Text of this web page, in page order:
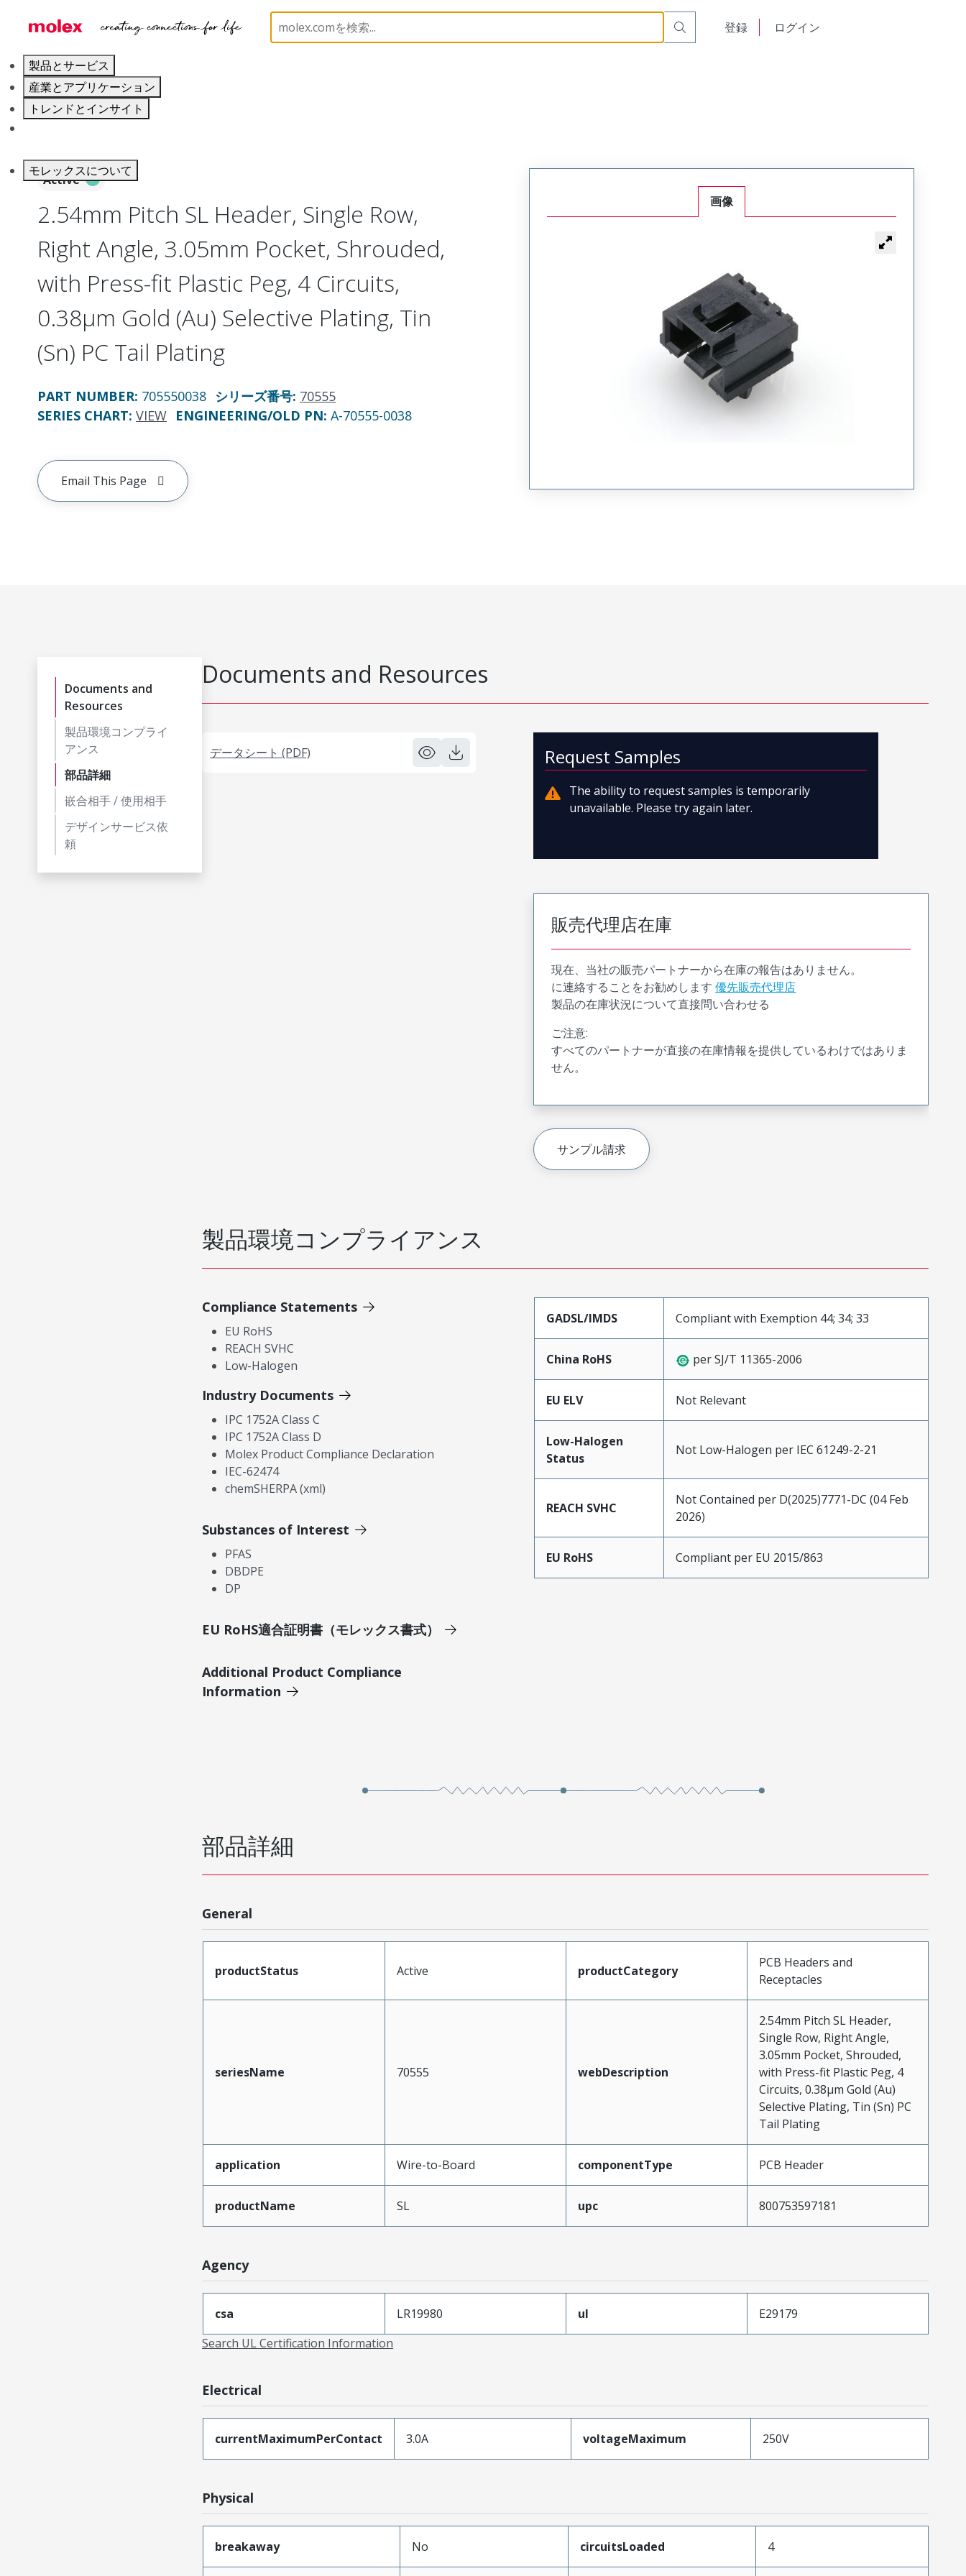
登録 ログイン
製品とサービス
産業とアプリケーション
トレンドとインサイト
モレックスについて
PCB / Wire Connectors PCB Headers and Receptacles 70555 705550038
Active
2.54mm Pitch SL Header, Single Row,
Right Angle, 3.05mm Pocket, Shrouded,
with Press-fit Plastic Peg, 4 Circuits,
0.38µm Gold (Au) Selective Plating, Tin
(Sn) PC Tail Plating
PART NUMBER: 705550038 シリーズ番号: 70555
SERIES CHART: VIEW ENGINEERING/OLD PN: A-70555-0038
Email This Page
画像
Documents and
Resources
製品環境コンプライ
アンス
部品詳細
嵌合相手 / 使用相手
デザインサービス依
頼
Documents and Resources
データシート (PDF) Request Samples
The ability to request samples is temporarily
unavailable. Please try again later.
販売代理店在庫
現在、当社の販売パートナーから在庫の報告はありません。
に連絡することをお勧めします 優先販売代理店
製品の在庫状況について直接問い合わせる
ご注意:
すべてのパートナーが直接の在庫情報を提供しているわけではありま
せん。
サンプル請求
製品環境コンプライアンス
Compliance Statements
EU RoHS
REACH SVHC
Low-Halogen
Industry Documents
IPC 1752A Class C
IPC 1752A Class D
Molex Product Compliance Declaration
IEC-62474
chemSHERPA (xml)
Substances of Interest
PFAS
DBDPE
DP
EU RoHS適合証明書（モレックス書式）
Additional Product Compliance
Information
GADSL/IMDS Compliant with Exemption 44; 34; 33
China RoHS per SJ/T 11365-2006
EU ELV Not Relevant
Low-Halogen
Status
Not Low-Halogen per IEC 61249-2-21
REACH SVHC
Not Contained per D(2025)7771-DC (04 Feb
2026)
EU RoHS Compliant per EU 2015/863
部品詳細
General
productStatus Active productCategory
PCB Headers and
Receptacles
seriesName 70555 webDescription
2.54mm Pitch SL Header,
Single Row, Right Angle,
3.05mm Pocket, Shrouded,
with Press-fit Plastic Peg, 4
Circuits, 0.38µm Gold (Au)
Selective Plating, Tin (Sn) PC
Tail Plating
application Wire-to-Board componentType PCB Header
productName SL upc 800753597181
Agency
csa LR19980 ul
E29179
Search UL Certification Information
Electrical
currentMaximumPerContact 3.0A voltageMaximum 250V
Physical
breakaway No circuitsLoaded 4